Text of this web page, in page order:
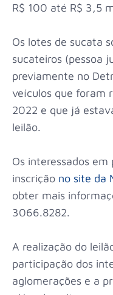
R$ 100 até R$ 3,5
Os lotes de sucata
sucateiros (pessoa
previamente no
veículos que foram
2022 e que já
leilão.
Os interessados
inscrição no site da
obter mais
3066.8282.
A realização do
participação dos
aglomerações e a